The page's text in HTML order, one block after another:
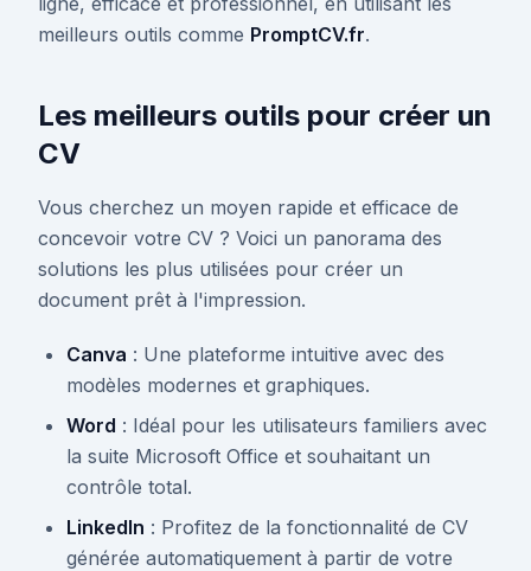
meilleurs outils comme PromptCV.fr.
Les meilleurs outils pour créer un
CV
Vous cherchez un moyen rapide et efficace de
concevoir votre CV ? Voici un panorama des
solutions les plus utilisées pour créer un
document prêt à l'impression.
Canva : Une plateforme intuitive avec des
modèles modernes et graphiques.
Word : Idéal pour les utilisateurs familiers avec
la suite Microsoft Office et souhaitant un
contrôle total.
LinkedIn : Profitez de la fonctionnalité de CV
générée automatiquement à partir de votre